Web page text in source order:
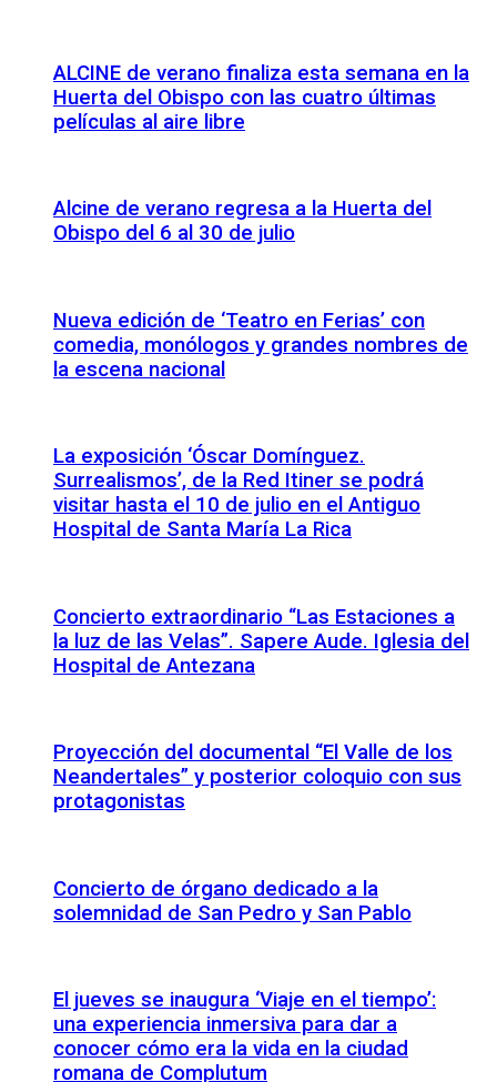
ALCINE de verano finaliza esta semana en la
Huerta del Obispo con las cuatro últimas
películas al aire libre
Alcine de verano regresa a la Huerta del
Obispo del 6 al 30 de julio
Nueva edición de ‘Teatro en Ferias’ con
comedia, monólogos y grandes nombres de
la escena nacional
La exposición ‘Óscar Domínguez.
Surrealismos’, de la Red Itiner se podrá
visitar hasta el 10 de julio en el Antiguo
Hospital de Santa María La Rica
Concierto extraordinario “Las Estaciones a
la luz de las Velas”. Sapere Aude. Iglesia del
Hospital de Antezana
Proyección del documental “El Valle de los
Neandertales” y posterior coloquio con sus
protagonistas
Concierto de órgano dedicado a la
solemnidad de San Pedro y San Pablo
El jueves se inaugura ‘Viaje en el tiempo’:
una experiencia inmersiva para dar a
conocer cómo era la vida en la ciudad
romana de Complutum